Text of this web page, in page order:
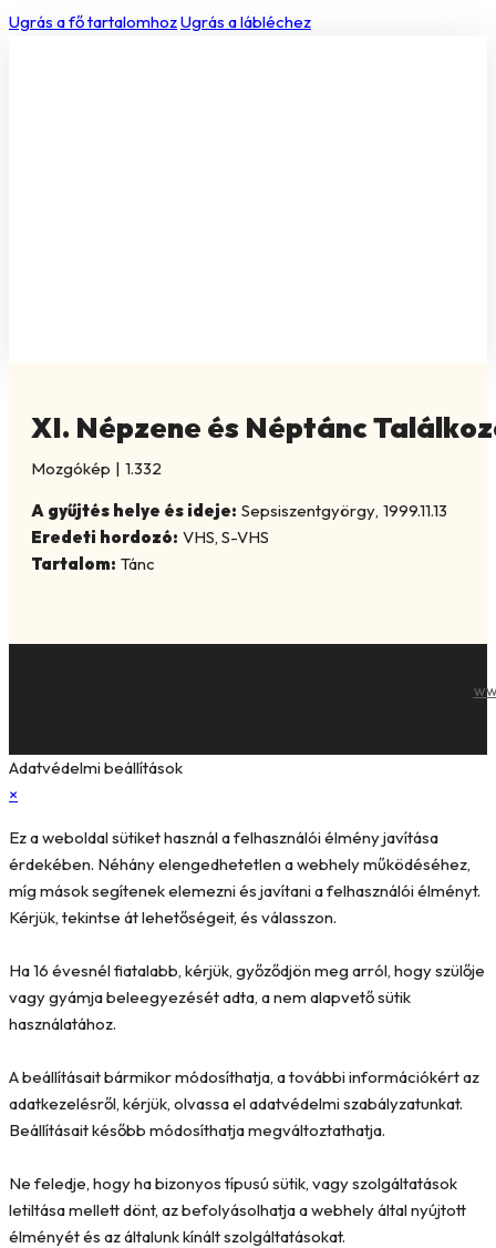
Ugrás a fő tartalomhozUgrás a lábléchez
XI. Népzene és Néptánc
Mozgókép | 1.332
A gyűjtés helye és ideje: Sepsiszentgyörgy, 1999.11.13
Eredeti hordozó: VHS, S-VHS
Tartalom: Tánc
Adatvédelmi beállítások
×
Ez a weboldal sütiket használ a felhasználói élmény javítása
érdekében. Néhány elengedhetetlen a webhely működéséhez,
míg mások segítenek elemezni és javítani a felhasználói élményt.
Kérjük, tekintse át lehetőségeit, és válasszon.
Ha 16 évesnél fiatalabb, kérjük, győződjön meg arról, hogy szülője
vagy gyámja beleegyezését adta, a nem alapvető sütik
használatához.
A beállításait bármikor módosíthatja, a további információkért az
adatkezelésről, kérjük, olvassa el adatvédelmi szabályzatunkat.
Beállításait később módosíthatja megváltoztathatja.
Ne feledje, hogy ha bizonyos típusú sütik, vagy szolgáltatások
letiltása mellett dönt, az befolyásolhatja a webhely által nyújtott
élményét és az általunk kínált szolgáltatásokat.